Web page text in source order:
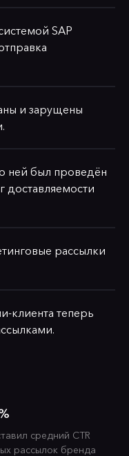
SAP
и зарущены
ней был проведён
доставляемости
рассылки
клиента теперь
средний CTR
рассылок бренда